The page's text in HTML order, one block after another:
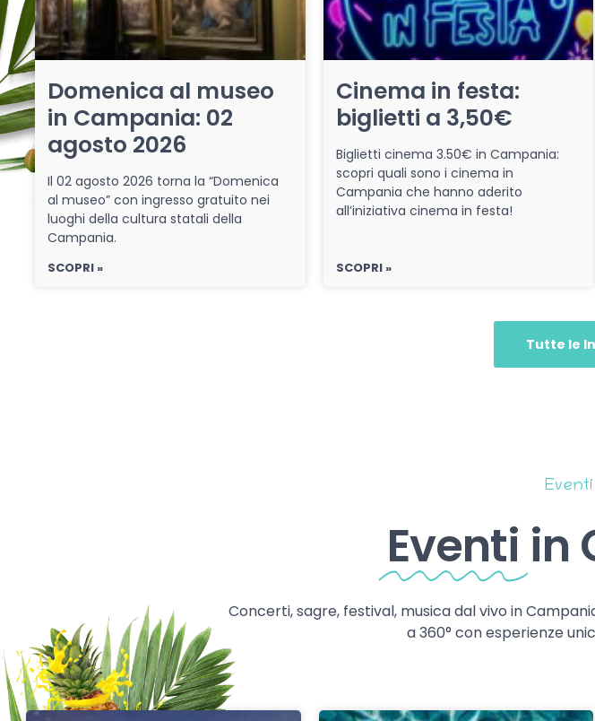
Domenica al museo
in Campania: 02
agosto 2026
Il 02 agosto 2026 torna la “Domenica
al museo” con ingresso gratuito nei
luoghi della cultura statali della
Campania.
SCOPRI »
Cinema in festa:
biglietti a 3,50€
Biglietti cinema 3.50€ in Campania:
scopri quali sono i cinema in
Campania che hanno aderito
all’iniziativa cinema in festa!
SCOPRI »
Tutte le
Eventi
Eventi in
Concerti, sagre, festival, musica dal vivo in
a 360° con esperienze